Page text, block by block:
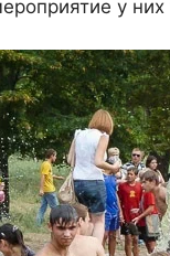
у